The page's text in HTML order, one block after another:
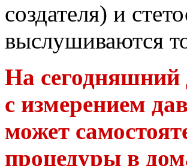
создателя) и
выслушиваются
На сегодняшний
с измерением
может
процедуры в